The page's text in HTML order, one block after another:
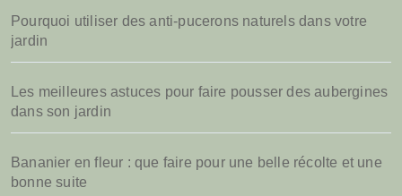
Pourquoi utiliser des anti-pucerons naturels dans votre
jardin
Les meilleures astuces pour faire pousser des aubergines
dans son jardin
Bananier en fleur : que faire pour une belle récolte et une
bonne suite